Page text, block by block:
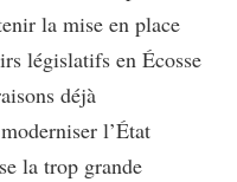
la mise en place
législatifs en Écosse
déjà
l’État
la trop grande